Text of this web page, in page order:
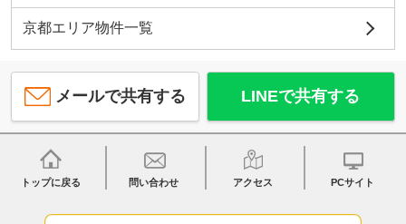
京都エリア物件一覧
メールで共有する LINEで共有する
トップに戻る 問い合わせ アクセス PCサイト